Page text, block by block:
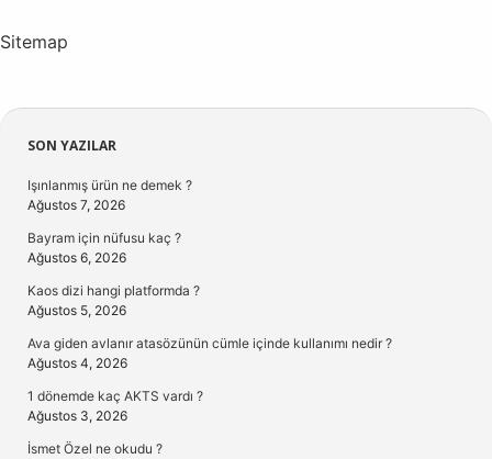
Sitemap
Sidebar
SON YAZILAR
Işınlanmış ürün ne demek ?
Ağustos 7, 2026
Bayram için nüfusu kaç ?
Ağustos 6, 2026
Kaos dizi hangi platformda ?
Ağustos 5, 2026
Ava giden avlanır atasözünün cümle içinde kullanımı nedir ?
Ağustos 4, 2026
1 dönemde kaç AKTS vardı ?
Ağustos 3, 2026
İsmet Özel ne okudu ?